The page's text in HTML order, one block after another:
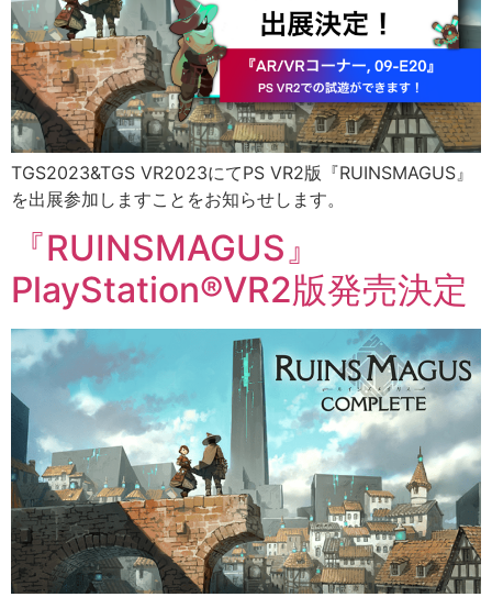
TGS2023&TGS VR2023にてPS VR2版『RUINSMAGUS』
を出展参加しますことをお知らせします。
『RUINSMAGUS』
PlayStation®VR2版発売決定